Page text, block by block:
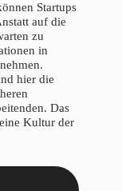
Startups
auf die
zu
in
hier die
Das
Kultur der